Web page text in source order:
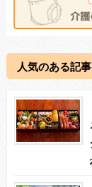
人気のある記事